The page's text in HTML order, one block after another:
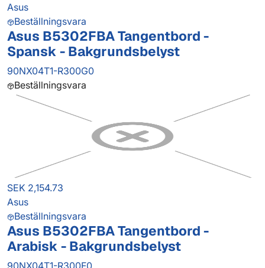
Asus
Beställningsvara
Asus B5302FBA Tangentbord -
Spansk - Bakgrundsbelyst
90NX04T1-R300G0
Beställningsvara
SEK 2,154.73
Asus
Beställningsvara
Asus B5302FBA Tangentbord -
Arabisk - Bakgrundsbelyst